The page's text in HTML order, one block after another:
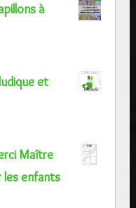
à
et
Maître
les enfants